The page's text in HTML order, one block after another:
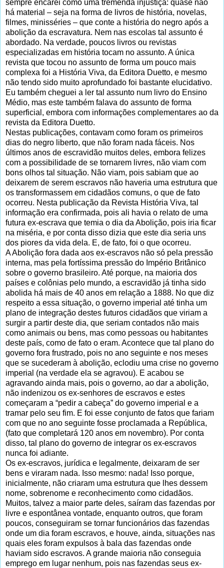
sempre encarei como uma tremenda injustiça: quase não
há material – seja na forma de livros de história, novelas,
filmes, minisséries – que conte a história do negro após a
abolição da escravatura. Nem nas escolas tal assunto é
abordado. Na verdade, poucos livros ou revistas
especializadas em história tocam no assunto. A única
revista que tocou no assunto de forma um pouco mais
complexa foi a História Viva, da Editora Duetto, e mesmo
não tendo sido muito aprofundado foi bastante elucidativo.
Eu também cheguei a ler tal assunto num livro do Ensino
Médio, mas este também falava do assunto de forma
superficial, embora com informações complementares ao da
revista da Editora Duetto.
Nestas publicações, contavam como foram os primeiros
dias do negro liberto, que não foram nada fáceis. Nos
últimos anos de escravidão muitos deles, embora felizes
com a possibilidade de se tornarem livres, não viam com
bons olhos tal situação. Não viam, pois sabiam que ao
deixarem de serem escravos não haveria uma estrutura que
os transformassem em cidadãos comuns, o que de fato
ocorreu. Nesta publicação da Revista História Viva, tal
informação era confirmada, pois ali havia o relato de uma
futura ex-escrava que temia o dia da Abolição, pois iria ficar
na miséria, e por conta disso dizia que este dia seria uns
dos piores da vida dela. E, de fato, foi o que ocorreu.
A Abolição fora dada aos ex-escravos não só pela pressão
interna, mas pela fortíssima pressão do Império Britânico
sobre o governo brasileiro. Até porque, na maioria dos
países e colônias pelo mundo, a escravidão já tinha sido
abolida há mais de 40 anos em relação a 1888. No que diz
respeito a essa situação, o governo imperial até tinha um
plano de integração destes futuros cidadãos que viriam a
surgir a partir deste dia, que seriam contados não mais
como animais ou bens, mas como pessoas ou habitantes
deste país, como de fato o eram. Acontece que tal plano do
governo fora frustrado, pois no ano seguinte e nos meses
que se sucederam à abolição, eclodiu uma crise no governo
imperial (na verdade ela se agravou). E acabou se
agravando ainda mais, pois o governo, ao dar a abolição,
não indenizou os ex-senhores de escravos e estes
começaram a “pedir a cabeça” do governo imperial e a
tramar pelo seu fim. E foi esse conjunto de fatos que fariam
com que no ano seguinte fosse proclamada a República,
(fato que completará 120 anos em novembro). Por conta
disso, tal plano do governo de integrar os ex-escravos
nunca foi adiante.
Os ex-escravos, jurídica e legalmente, deixaram de ser
bens e viraram nada. Isso mesmo: nada! Isso porque,
inicialmente, não criaram uma estrutura que lhes dessem
nome, sobrenome e reconhecimento como cidadãos.
Muitos, talvez a maior parte deles, saíram das fazendas por
livre e espontânea vontade, enquanto outros, que foram
poucos, conseguiram se tornar funcionários das fazendas
onde um dia foram escravos, e houve, ainda, situações nas
quais eles foram expulsos à bala das fazendas onde
haviam sido escravos. A grande maioria não conseguia
emprego em lugar nenhum, pois nas fazendas seus ex-